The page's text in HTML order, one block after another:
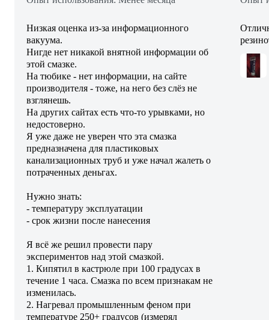
Низкая оценка из-за информационного
вакуума.
Нигде нет никакой внятной информации об
этой смазке.
На тюбике - нет информации, на сайте
производителя - тоже, на него без слёз не
взглянешь.
На других сайтах есть что-то урывками, но
недостоверно.
Я уже даже не уверен что эта смазка
предназначена для пластиковых
канализационных труб и уже начал жалеть о
потраченных деньгах.
Нужно знать:
- температуру эксплуатации
- срок жизни после нанесения
Я всё же решил провести пару
экспериментов над этой смазкой.
1. Кипятил в кастрюле при 100 градусах в
течение 1 часа. Смазка по всем признакам не
изменилась.
2. Нагревал промышленным феном при
температуре 250+ градусов (измерял